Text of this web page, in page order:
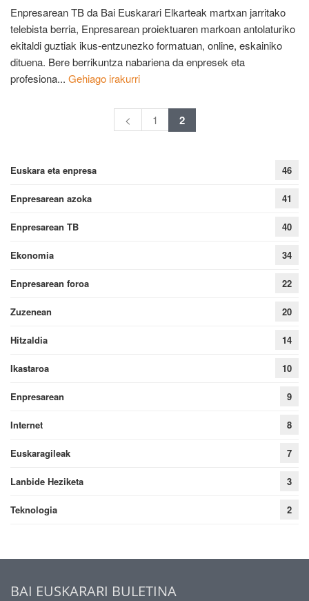
Enpresarean TB da Bai Euskarari Elkarteak martxan jarritako
telebista berria, Enpresarean proiektuaren markoan antolaturiko
ekitaldi guztiak ikus-entzunezko formatuan, online, eskainiko
dituena. Bere berrikuntza nabariena da enpresek eta
profesiona... Gehiago irakurri
< 1 2
Euskara eta enpresa 46
Enpresarean azoka 41
Enpresarean TB 40
Ekonomia 34
Enpresarean foroa 22
Zuzenean 20
Hitzaldia 14
Ikastaroa 10
Enpresarean 9
Internet 8
Euskaragileak 7
Lanbide Heziketa 3
Teknologia 2
BAI EUSKARARI BULETINA